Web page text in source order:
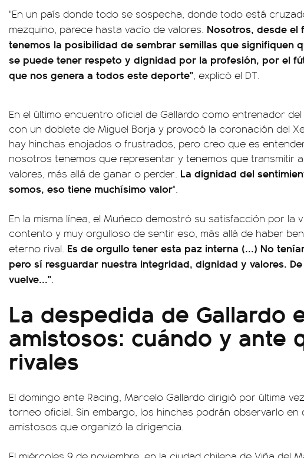
"En un país donde todo se sospecha, donde todo está
mezquino, parece hasta vacío de valores. Nosotros, desde el
tenemos la posibilidad de sembrar semillas que signifiquen
se puede tener respeto y dignidad por la profesión, por el
que nos genera a todos este deporte", explicó el DT.
En el último encuentro oficial de Gallardo como entrenador
con un doblete de Miguel Borja y provocó la coronación del
hay hinchas enojados o frustrados, pero creo que es
nosotros tenemos que representar y tenemos que transmitir
valores, más allá de ganar o perder. La dignidad del
somos, eso tiene muchísimo valor".
En la misma línea, el Muñeco demostró su satisfacción por la
contento y muy orgulloso de sentir eso, más allá de haber
eterno rival. Es de orgullo tener esta paz interna (...) No
pero sí resguardar nuestra integridad, dignidad y valores.
vuelve...".
La despedida de Gallardo
amistosos: cuándo y ante
rivales
El domingo ante Racing, Marcelo Gallardo dirigió por última
torneo oficial. Sin embargo, los hinchas podrán observarlo en
amistosos que organizó la dirigencia.